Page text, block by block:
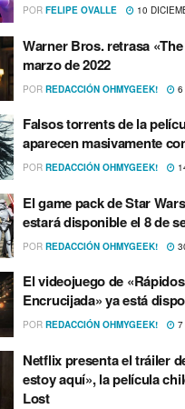
POR FELIPE OVALLE 10
Warner Bros. retrasa
marzo de 2022
POR REDACCIÓN OHMYGEEK! 6
Falsos torrents de la
aparecen masivamente
POR REDACCIÓN OHMYGEEK!
El game pack de Star
estará disponible el 8 de
POR REDACCIÓN OHMYGEEK!
El videojuego de
Encrucijada» ya está
POR REDACCIÓN OHMYGEEK! 7
Netflix presenta el tráiler
estoy aquí­», la pelí­cula
Lost